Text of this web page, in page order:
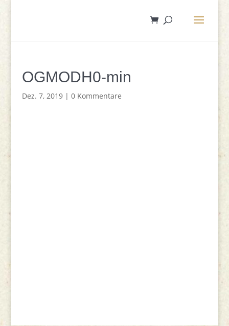
OGMODH0-min
Dez. 7, 2019| 0 Kommentare